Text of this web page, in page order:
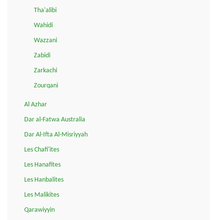
Tha'alibi
Wahidi
Wazzani
Zabidi
Zarkachi
Zourqani
Al Azhar
Dar al-Fatwa Australia
Dar Al-Ifta Al-Misriyyah
Les Chafi'ites
Les Hanafites
Les Hanbalites
Les Malikites
Qarawiyyin